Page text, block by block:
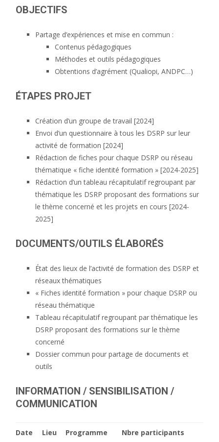
OBJECTIFS
Partage d’expériences et mise en commun :
Contenus pédagogiques
Méthodes et outils pédagogiques
Obtentions d’agrément (Qualiopi, ANDPC…)
ÉTAPES PROJET
Création d’un groupe de travail [2024]
Envoi d’un questionnaire à tous les DSRP sur leur
activité de formation [2024]
Rédaction de fiches pour chaque DSRP ou réseau
thématique « fiche identité formation » [2024-2025]
Rédaction d’un tableau récapitulatif regroupant par
thématique les DSRP proposant des formations sur
le thème concerné et les projets en cours [2024-
2025]
DOCUMENTS/OUTILS ÉLABORÉS
État des lieux de l’activité de formation des DSRP et
réseaux thématiques
« Fiches identité formation » pour chaque DSRP ou
réseau thématique
Tableau récapitulatif regroupant par thématique les
DSRP proposant des formations sur le thème
concerné
Dossier commun pour partage de documents et
outils
INFORMATION / SENSIBILISATION /
COMMUNICATION
Date Lieu Programme Nbre participants